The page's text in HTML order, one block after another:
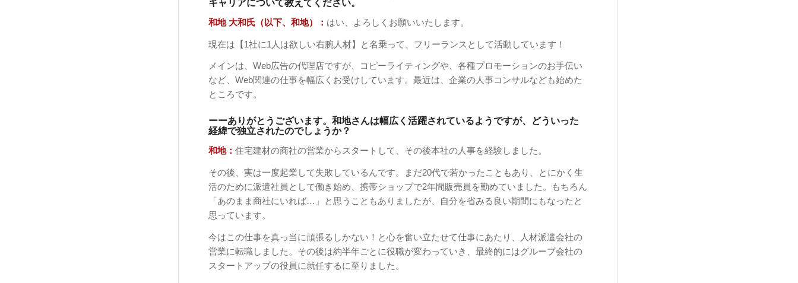
キャリアについて教えてください。
和地 大和氏（以下、和地）： はい、よろしくお願いいたします。
現在は【1社に1人は欲しい右腕人材】と名乗って、フリーランスとして活動しています！
メインは、Web広告の代理店ですが、コピーライティングや、各種プロモーションのお手伝い
など、Web関連の仕事を幅広くお受けしています。最近は、企業の人事コンサルなども始めた
ところです。
ーーありがとうございます。和地さんは幅広く活躍されているようですが、どういった
経緯で独立されたのでしょうか？
和地： 住宅建材の商社の営業からスタートして、その後本社の人事を経験しました。
その後、実は一度起業して失敗しているんです。まだ20代で若かったこともあり、とにかく生
活のために派遣社員として働き始め、携帯ショップで2年間販売員を勤めていました。もちろん
「あのまま商社にいれば…」と思うこともありましたが、自分を省みる良い期間にもなったと
思っています。
今はこの仕事を真っ当に頑張るしかない！と心を奮い立たせて仕事にあたり、人材派遣会社の
営業に転職しました。その後は約半年ごとに役職が変わっていき、最終的にはグループ会社の
スタートアップの役員に就任するに至りました。